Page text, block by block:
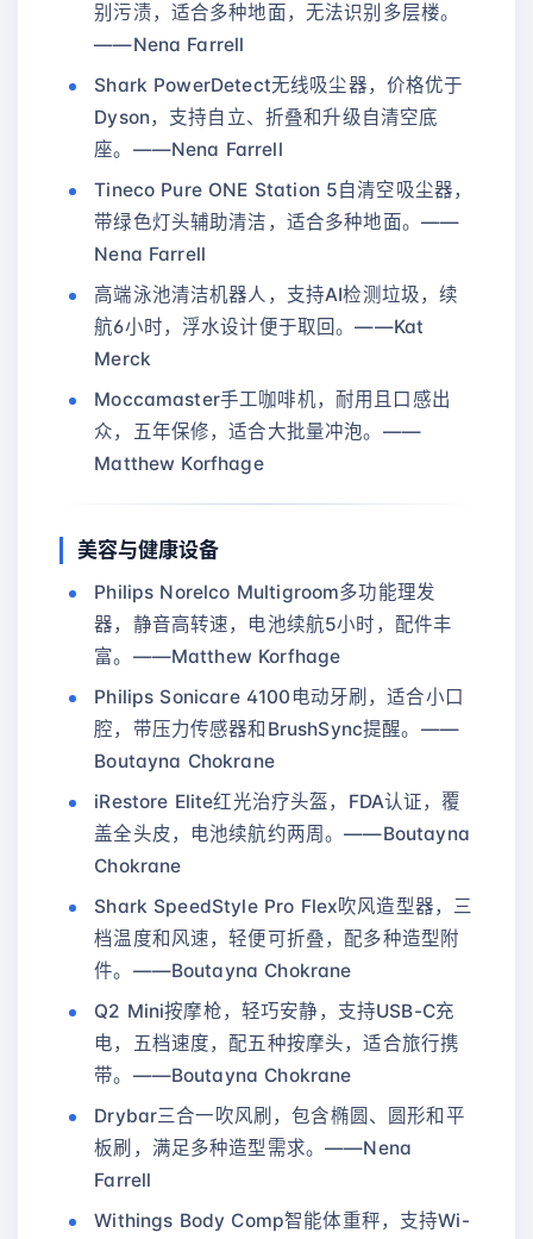
别污渍，适合多种地面，无法识别多层楼。
——Nena Farrell
Shark PowerDetect无线吸尘器，价格优于
Dyson，支持自立、折叠和升级自清空底
座。——Nena Farrell
Tineco Pure ONE Station 5自清空吸尘器，
带绿色灯头辅助清洁，适合多种地面。——
Nena Farrell
高端泳池清洁机器人，支持AI检测垃圾，续
航6小时，浮水设计便于取回。——Kat
Merck
Moccamaster手工咖啡机，耐用且口感出
众，五年保修，适合大批量冲泡。——
Matthew Korfhage
美容与健康设备
Philips Norelco Multigroom多功能理发
器，静音高转速，电池续航5小时，配件丰
富。——Matthew Korfhage
Philips Sonicare 4100电动牙刷，适合小口
腔，带压力传感器和BrushSync提醒。——
Boutayna Chokrane
iRestore Elite红光治疗头盔，FDA认证，覆
盖全头皮，电池续航约两周。——Boutayna
Chokrane
Shark SpeedStyle Pro Flex吹风造型器，三
档温度和风速，轻便可折叠，配多种造型附
件。——Boutayna Chokrane
Q2 Mini按摩枪，轻巧安静，支持USB-C充
电，五档速度，配五种按摩头，适合旅行携
带。——Boutayna Chokrane
Drybar三合一吹风刷，包含椭圆、圆形和平
板刷，满足多种造型需求。——Nena
Farrell
Withings Body Comp智能体重秤，支持Wi-